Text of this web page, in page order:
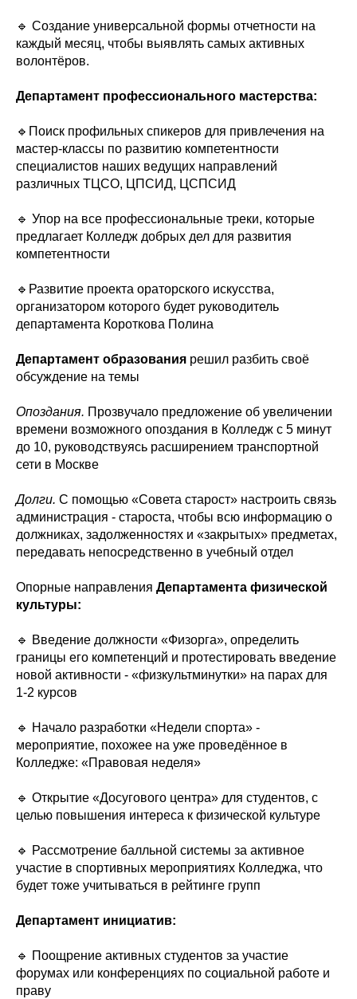
🔹 Создание универсальной формы отчетности на
каждый месяц, чтобы выявлять самых активных
волонтёров.
Департамент профессионального мастерства:
🔹Поиск профильных спикеров для привлечения на
мастер-классы по развитию компетентности
специалистов наших ведущих направлений
различных ТЦСО, ЦПСИД, ЦСПСИД
🔹 Упор на все профессиональные треки, которые
предлагает Колледж добрых дел для развития
компетентности
🔹Развитие проекта ораторского искусства,
организатором которого будет руководитель
департамента Короткова Полина
Департамент образования решил разбить своё
обсуждение на темы
Опоздания. Прозвучало предложение об увеличении
времени возможного опоздания в Колледж с 5 минут
до 10, руководствуясь расширением транспортной
сети в Москве
Долги. С помощью «Совета старост» настроить связь
администрация - староста, чтобы всю информацию о
должниках, задолженностях и «закрытых» предметах,
передавать непосредственно в учебный отдел
Опорные направления Департамента физической
культуры:
🔹 Введение должности «Физорга», определить
границы его компетенций и протестировать введение
новой активности - «физкультминутки» на парах для
1-2 курсов
🔹 Начало разработки «Недели спорта» -
мероприятие, похожее на уже проведённое в
Колледже: «Правовая неделя»
🔹 Открытие «Досугового центра» для студентов, с
целью повышения интереса к физической культуре
🔹 Рассмотрение балльной системы за активное
участие в спортивных мероприятиях Колледжа, что
будет тоже учитываться в рейтинге групп
Департамент инициатив:
🔹 Поощрение активных студентов за участие
форумах или конференциях по социальной работе и
праву